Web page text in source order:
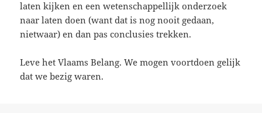
laten kijken en een wetenschappellijk onderzoek
naar laten doen (want dat is nog nooit gedaan,
nietwaar) en dan pas conclusies trekken.
Leve het Vlaams Belang. We mogen voortdoen gelijk
dat we bezig waren.